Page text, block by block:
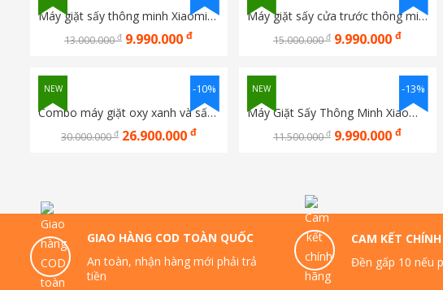
Máy giặt sấy thông minh Xiaomi Mijia MJ101 12KG/9KG
13.000.000đ 9.990.000đ
Máy giặt sấy cửa trước thông minh Xiaomi Mijia 10.5Kg/7Kg, Bản Quốc Tế
15.000.000đ 9.990.000đ
Combo máy giặt oxy xanh và sấy Heatpum Xiaomi Mijia MJ105/MJ109 10KG/10KG
30.000.000đ 26.900.000 đ
-10%
NEW
Máy Giặt Sấy Thông Minh Xiaomi Mijia MJ108 10Kg/7Kg XHQG100MJ108
11.500.000đ 9.990.000đ
-13%
NEW
GIAO HÀNG COD TOÀN QUỐC
An toàn, nhận hàng mới phải trả
tiền
CAM KẾT
Đền gấp 10 nếu